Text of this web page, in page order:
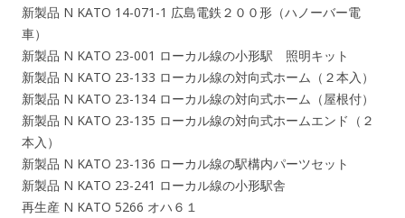
新製品 N KATO 14-071-1 広島電鉄２００形（ハノーバー電
車）
新製品 N KATO 23-001 ローカル線の小形駅 照明キット
新製品 N KATO 23-133 ローカル線の対向式ホーム（２本入）
新製品 N KATO 23-134 ローカル線の対向式ホーム（屋根付）
新製品 N KATO 23-135 ローカル線の対向式ホームエンド（２
本入）
新製品 N KATO 23-136 ローカル線の駅構内パーツセット
新製品 N KATO 23-241 ローカル線の小形駅舎
再生産 N KATO 5266 オハ６１